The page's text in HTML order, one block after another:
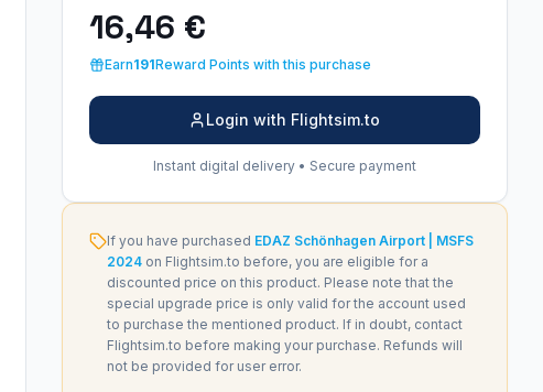
16,46 €
Earn191Reward Points with this purchase
Login with Flightsim.to
Instant digital delivery • Secure payment
If you have purchased EDAZ Schönhagen Airport | MSFS
2024on Flightsim.to before, you are eligible for a
discounted price on this product. Please note that the
special upgrade price is only valid for the account used
to purchase the mentioned product. If in doubt, contact
Flightsim.to before making your purchase. Refunds will
not be provided for user error.